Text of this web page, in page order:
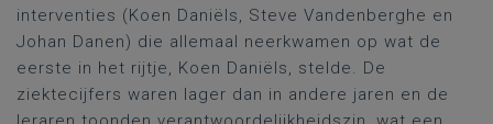
interventies (Koen Daniëls, Steve Vandenberghe en
Johan Danen) die allemaal neerkwamen op wat de
eerste in het rijtje, Koen Daniëls, stelde. De
ziektecijfers waren lager dan in andere jaren en de